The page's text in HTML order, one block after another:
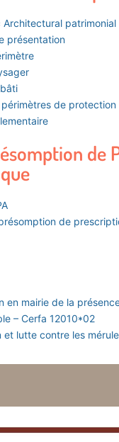
Architectural
présentation
de protection
de
de
en mairie de la
– Cerfa 12010*02
et lutte contre les